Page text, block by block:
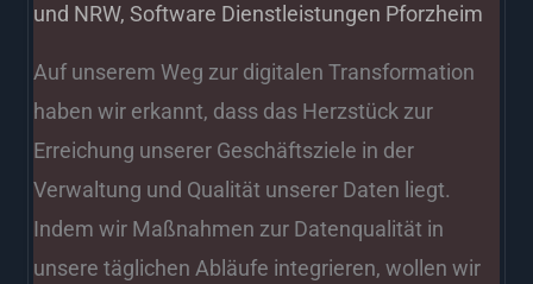
und NRW,Software Dienstleistungen Pforzheim
Auf unserem Weg zur digitalen Transformation
haben wir erkannt, dass das Herzstück zur
Erreichung unserer Geschäftsziele in der
Verwaltung und Qualität unserer Daten liegt.
Indem wir Maßnahmen zur Datenqualität in
unsere täglichen Abläufe integrieren, wollen wir